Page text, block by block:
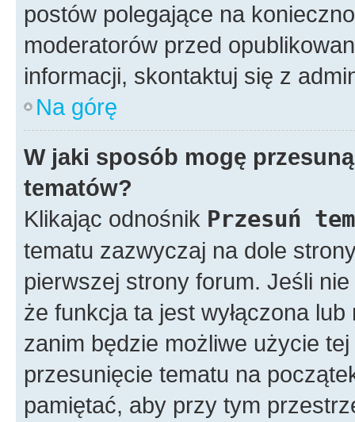
postów polegające na
moderatorów przed
informacji, skontaktuj się z
Na górę
W jaki sposób mogę
tematów?
Klikając odnośnik Przesuń
tematu zazwyczaj na dole
pierwszej strony forum. Jeśli
że funkcja ta jest wyłączona
zanim będzie możliwe użycie
przesunięcie tematu na
pamiętać, aby przy tym